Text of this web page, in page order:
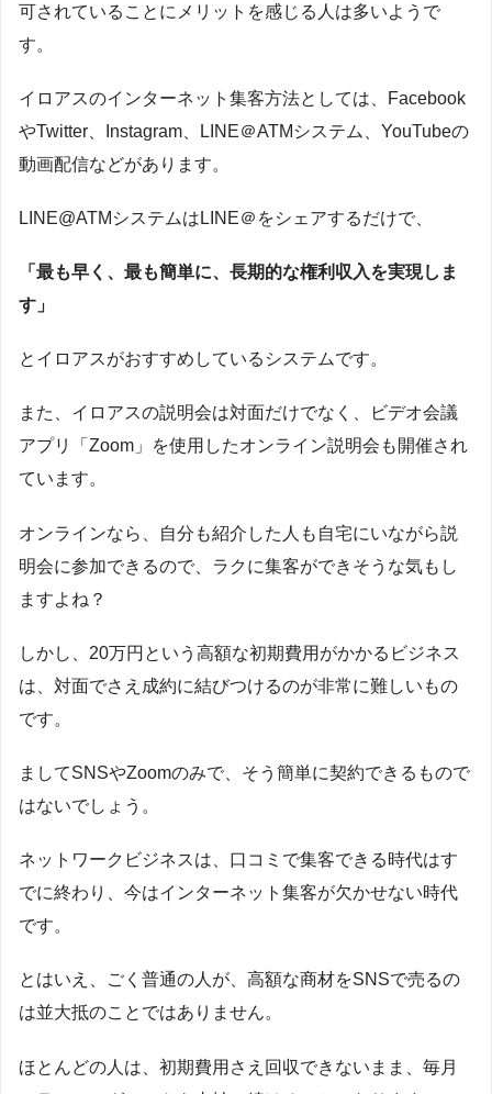
可されていることにメリットを感じる人は多いようで
す。
イロアスのインターネット集客方法としては、Facebook
やTwitter、Instagram、LINE＠ATMシステム、YouTubeの
動画配信などがあります。
LINE@ATMシステムはLINE＠をシェアするだけで、
「最も早く、最も簡単に、長期的な権利収入を実現しま
す」
とイロアスがおすすめしているシステムです。
また、イロアスの説明会は対面だけでなく、ビデオ会議
アプリ「Zoom」を使用したオンライン説明会も開催され
ています。
オンラインなら、自分も紹介した人も自宅にいながら説
明会に参加できるので、ラクに集客ができそうな気もし
ますよね？
しかし、20万円という高額な初期費用がかかるビジネス
は、対面でさえ成約に結びつけるのが非常に難しいもの
です。
ましてSNSやZoomのみで、そう簡単に契約できるもので
はないでしょう。
ネットワークビジネスは、口コミで集客できる時代はす
でに終わり、今はインターネット集客が欠かせない時代
です。
とはいえ、ごく普通の人が、高額な商材をSNSで売るの
は並大抵のことではありません。
ほとんどの人は、初期費用さえ回収できないまま、毎月